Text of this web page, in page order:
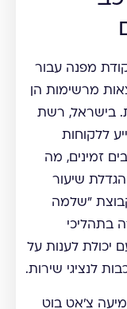
מפנה עבור
מרשימות הן
בישראל, רשת
ללקוחות
זמינים, מה
לקיצור זמני המתנה ב-40% והגדלת שיעור
דומה, קבוצת "שלמה
בתהליכי
יכולת לענות על
צ'אט בוט